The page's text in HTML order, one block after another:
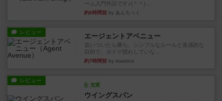
ーム入門作品です♪(＾＾)...
約6時間前 by あんちっく
レビュー エージェントアベニュー
追いついたら勝ち。シンプルなルールと直感的な
目的で、ボドゲ慣れしていな...
約7時間前 by daisdice
レビュー
充実
ウイングスパン